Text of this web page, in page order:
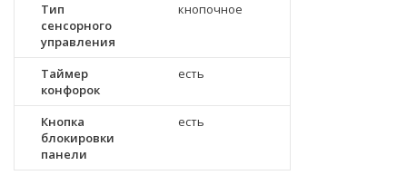
Тип
сенсорного
управления
кнопочное
Таймер
конфорок
есть
Кнопка
блокировки
панели
есть